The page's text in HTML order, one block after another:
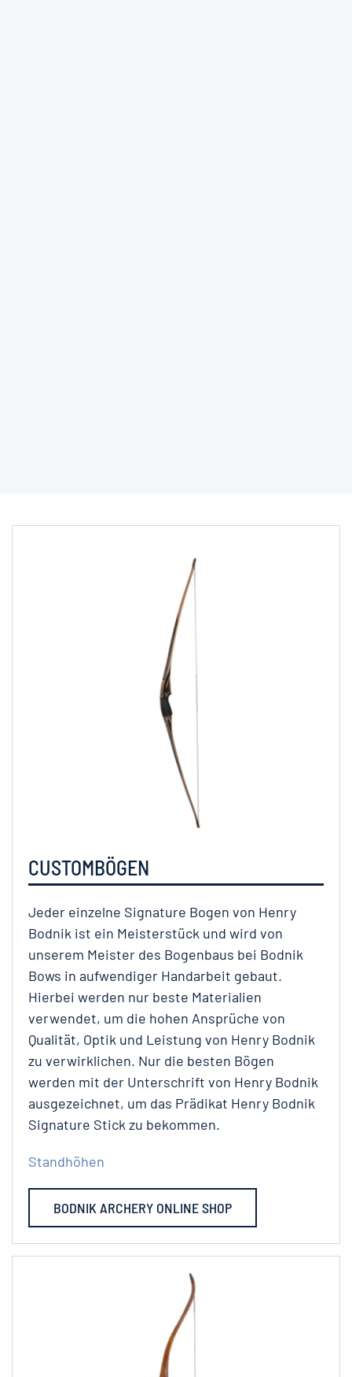
CUSTOMBÖGEN
Jeder einzelne Signature Bogen von Henry
Bodnik ist ein Meisterstück und wird von
unserem Meister des Bogenbaus bei Bodnik
Bows in aufwendiger Handarbeit gebaut.
Hierbei werden nur beste Materialien
verwendet, um die hohen Ansprüche von
Qualität, Optik und Leistung von Henry Bodnik
zu verwirklichen. Nur die besten Bögen
werden mit der Unterschrift von Henry Bodnik
ausgezeichnet, um das Prädikat Henry Bodnik
Signature Stick zu bekommen.
Standhöhen
BODNIK ARCHERY ONLINE SHOP